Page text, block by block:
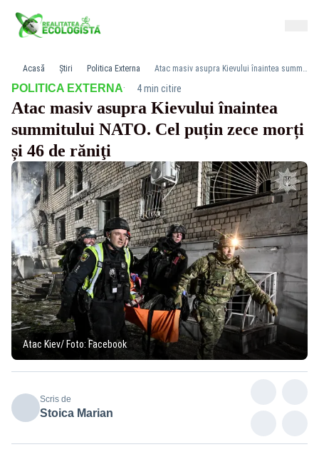
Acasă Știri Politica Externa Atac masiv asupra Kievului înaintea summitului NATO. Cel puțin zece morți și 46 de răniţi
POLITICA EXTERNA· 4 min citire
Atac masiv asupra Kievului înaintea
summitului NATO. Cel puțin zece morți
și 46 de răniţi
Atac Kiev/ Foto: Facebook
Scris de
Stoica Marian